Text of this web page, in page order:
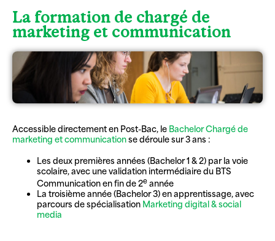
La formation de chargé de
marketing et communication
Accessible directement en Post-Bac, le Bachelor Chargé de
marketing et communicationse déroule sur 3 ans :
Les deux premières années (Bachelor 1 & 2) par la voie
scolaire, avec une validation intermédiaire du BTS
Communication en fin de 2e année
La troisième année (Bachelor 3) en apprentissage, avec
parcours de spécialisation Marketing digital & social
media